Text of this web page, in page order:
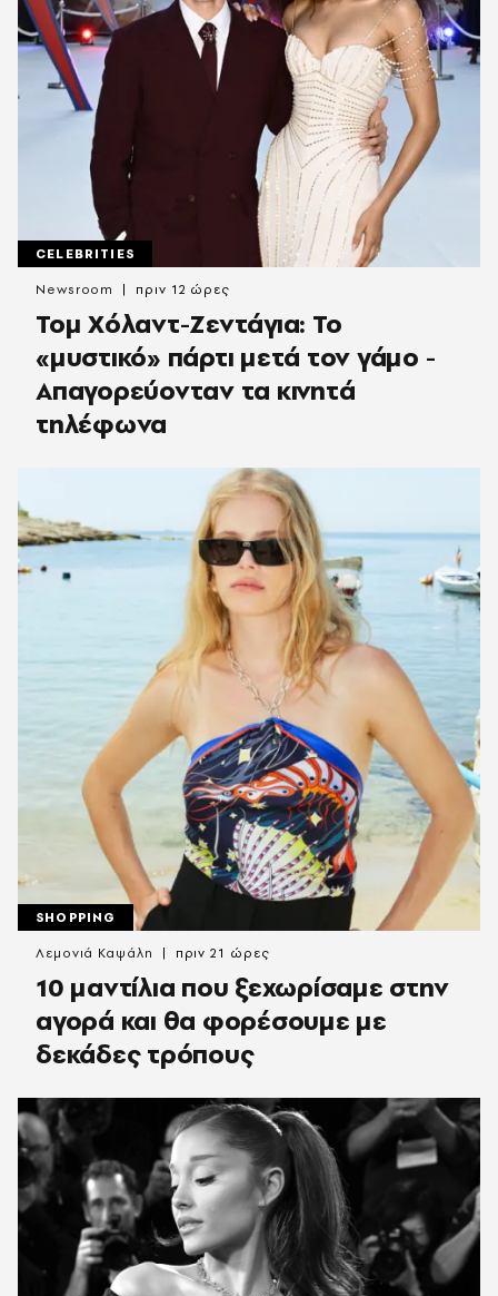
CELEBRITIES
Τομ Χόλαντ-Ζεντάγια: Το
«μυστικό» πάρτι μετά τον γάμο -
Απαγορεύονταν τα κινητά
τηλέφωνα
Newsroom πριν 12 ώρες
SHOPPING
10 μαντίλια που ξεχωρίσαμε στην
αγορά και θα φορέσουμε με
δεκάδες τρόπους
Λεμονιά Καψάλη πριν 21 ώρες